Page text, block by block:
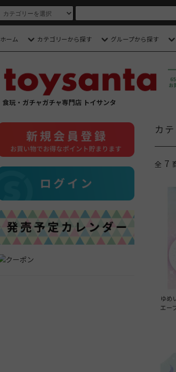
ホーム カテゴリーから探す グループから探す
食玩・ガチャガチャ専門店 トイサンタ
カ
全 7
ゆめ
エー